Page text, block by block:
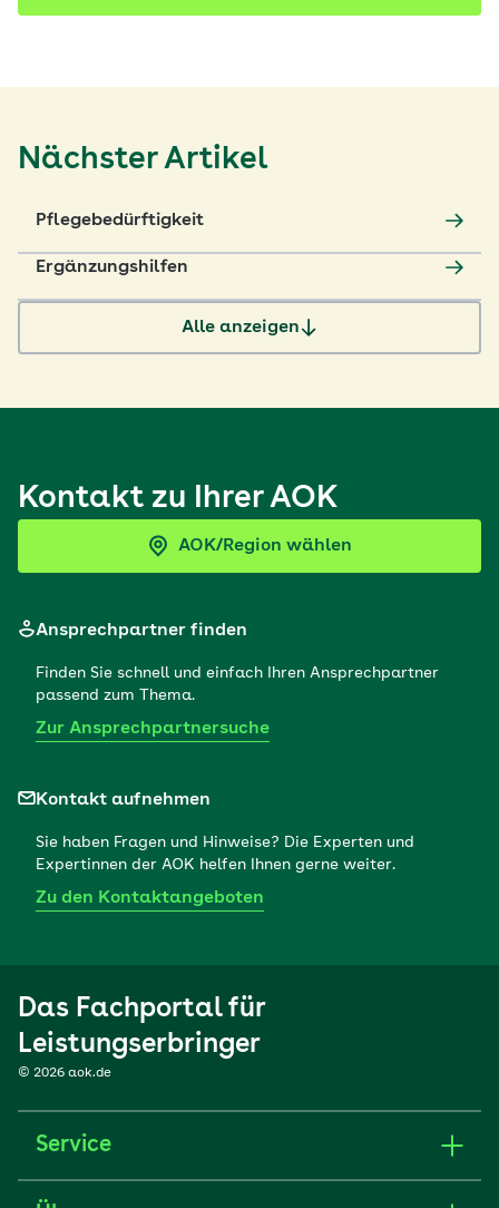
Nächster Artikel
Pflegebedürftigkeit
Ergänzungshilfen
Alle anzeigen
Kontakt zu Ihrer AOK
AOK/Region wählen
Ansprechpartner finden
Finden Sie schnell und einfach Ihren Ansprechpartner
passend zum Thema.
Zur Ansprechpartnersuche
Kontakt aufnehmen
Sie haben Fragen und Hinweise? Die Experten und
Expertinnen der AOK helfen Ihnen gerne weiter.
Zu den Kontaktangeboten
Das Fachportal für
Leistungserbringer
© 2026 aok.de
Service